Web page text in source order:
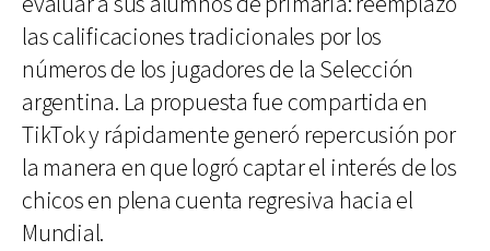
las calificaciones tradicionales por los
números de los jugadores de la Selección
argentina. La propuesta fue compartida en
TikTok y rápidamente generó repercusión por
la manera en que logró captar el interés de los
chicos en plena cuenta regresiva hacia el
Mundial.